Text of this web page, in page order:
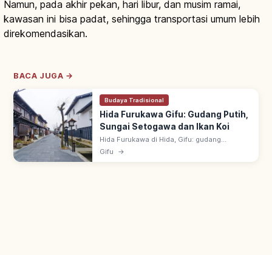
Namun, pada akhir pekan, hari libur, dan musim ramai,
kawasan ini bisa padat, sehingga transportasi umum lebih
direkomendasikan.
BACA JUGA →
Budaya Tradisional
Hida Furukawa Gifu: Gudang Putih,
Sungai Setogawa dan Ikan Koi
Hida Furukawa di Hida, Gifu: gudang
berdinding putih di sepanjang Sungai
Gifu →